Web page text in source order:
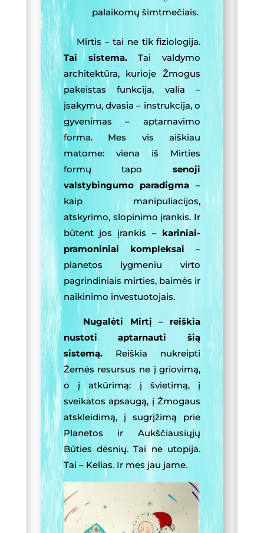
palaikomų šimtmečiais.
Mirtis – tai ne tik fiziologija.
Tai sistema.Tai valdymo
architektūra, kurioje Žmogus
pakeistas funkcija, valia –
įsakymu, dvasia – instrukcija, o
gyvenimas – aptarnavimo
forma. Mes vis aiškiau
matome: viena iš Mirties
formų taposenoji
valstybingumo paradigma –
kaip manipuliacijos,
atskyrimo, slopinimo įrankis. Ir
būtent jos įrankis – kariniai-
pramoniniai kompleksai –
planetos lygmeniu virto
pagrindiniais mirties, baimės ir
naikinimo investuotojais.
Nugalėti Mirtį – reiškia
nustoti aptarnauti šią
sistemą.
Reiškia nukreipti
Žemės resursus ne į griovimą,
o į atkūrimą: į švietimą, į
sveikatos apsaugą, į Žmogaus
atskleidimą, į sugrįžimą prie
Planetos ir Aukščiausiųjų
Būties dėsnių. Tai ne utopija.
Tai – Kelias. Ir mes jau jame.